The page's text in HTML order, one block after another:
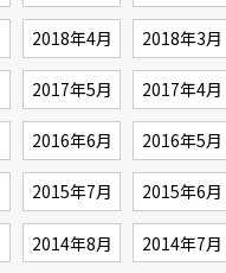
2018年4月 2018年3月
2017年5月 2017年4月
2016年6月 2016年5月
2015年7月 2015年6月
2014年8月 2014年7月